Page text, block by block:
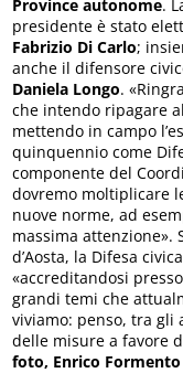
Province autonome.
presidente è stato
Fabrizio Di Carlo;
anche il difensore
Daniela Longo.
che intendo ripagare
mettendo in campo
quinquennio come
componente del
dovremo moltiplicare
nuove norme, ad
massima attenzione».
d’Aosta, la Difesa
«accreditandosi
grandi temi che
viviamo: penso, tra gli
delle misure a favore
foto, Enrico